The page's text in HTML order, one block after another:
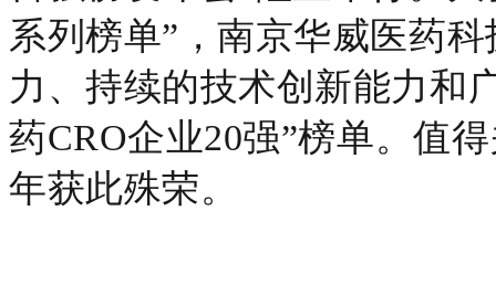
系列榜单”，南京华威医药
力、持续的技术创新能力和
药CRO企业20强”榜单。值
年获此殊荣。